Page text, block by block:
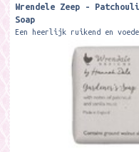
Wrendele Zeep -
Soap
Een heerlijk ruikend en
merk Wrendale. Alleen bij